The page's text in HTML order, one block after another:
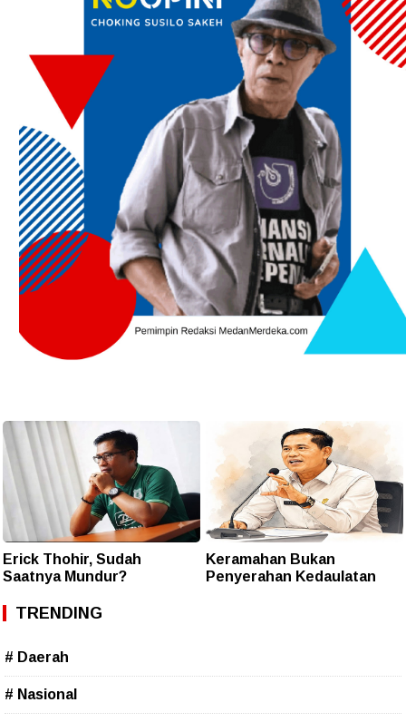
Erick Thohir, Sudah
Saatnya Mundur?
Keramahan Bukan
Penyerahan Kedaulatan
TRENDING
# Daerah
# Nasional